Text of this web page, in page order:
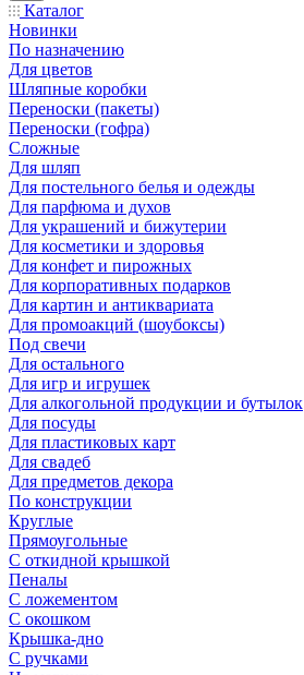
Каталог
Новинки
По назначению
Для цветов
Шляпные коробки
Переноски (пакеты)
Переноски (гофра)
Сложные
Для шляп
Для постельного белья и одежды
Для парфюма и духов
Для украшений и бижутерии
Для косметики и здоровья
Для конфет и пирожных
Для корпоративных подарков
Для картин и антиквариата
Для промоакций (шоубоксы)
Под свечи
Для остального
Для игр и игрушек
Для алкогольной продукции и бутылок
Для посуды
Для пластиковых карт
Для свадеб
Для предметов декора
По конструкции
Круглые
Прямоугольные
С откидной крышкой
Пеналы
С ложементом
С окошком
Крышка-дно
С ручками